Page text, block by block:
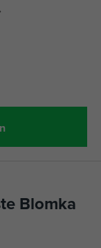
Blomka